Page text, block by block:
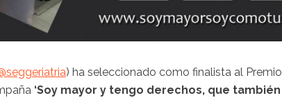
seggeriatria) ha seleccionado como finalista al Premio
‘Soy mayor y tengo derechos, que también